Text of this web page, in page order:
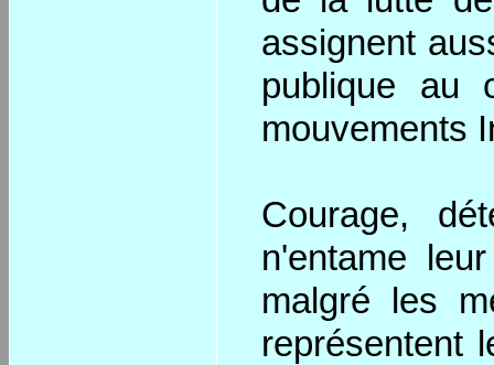
assignent
publique au
mouvements
Courage,
n'entame
malgré les
représentent